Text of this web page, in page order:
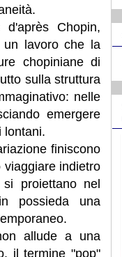
Chopin,
un lavoro che la
chopiniane di
sulla struttura
nelle
emergere
lontani.
finiscono
viaggiare indietro
proiettano nel
possieda una
allude a una
il termine "pop"